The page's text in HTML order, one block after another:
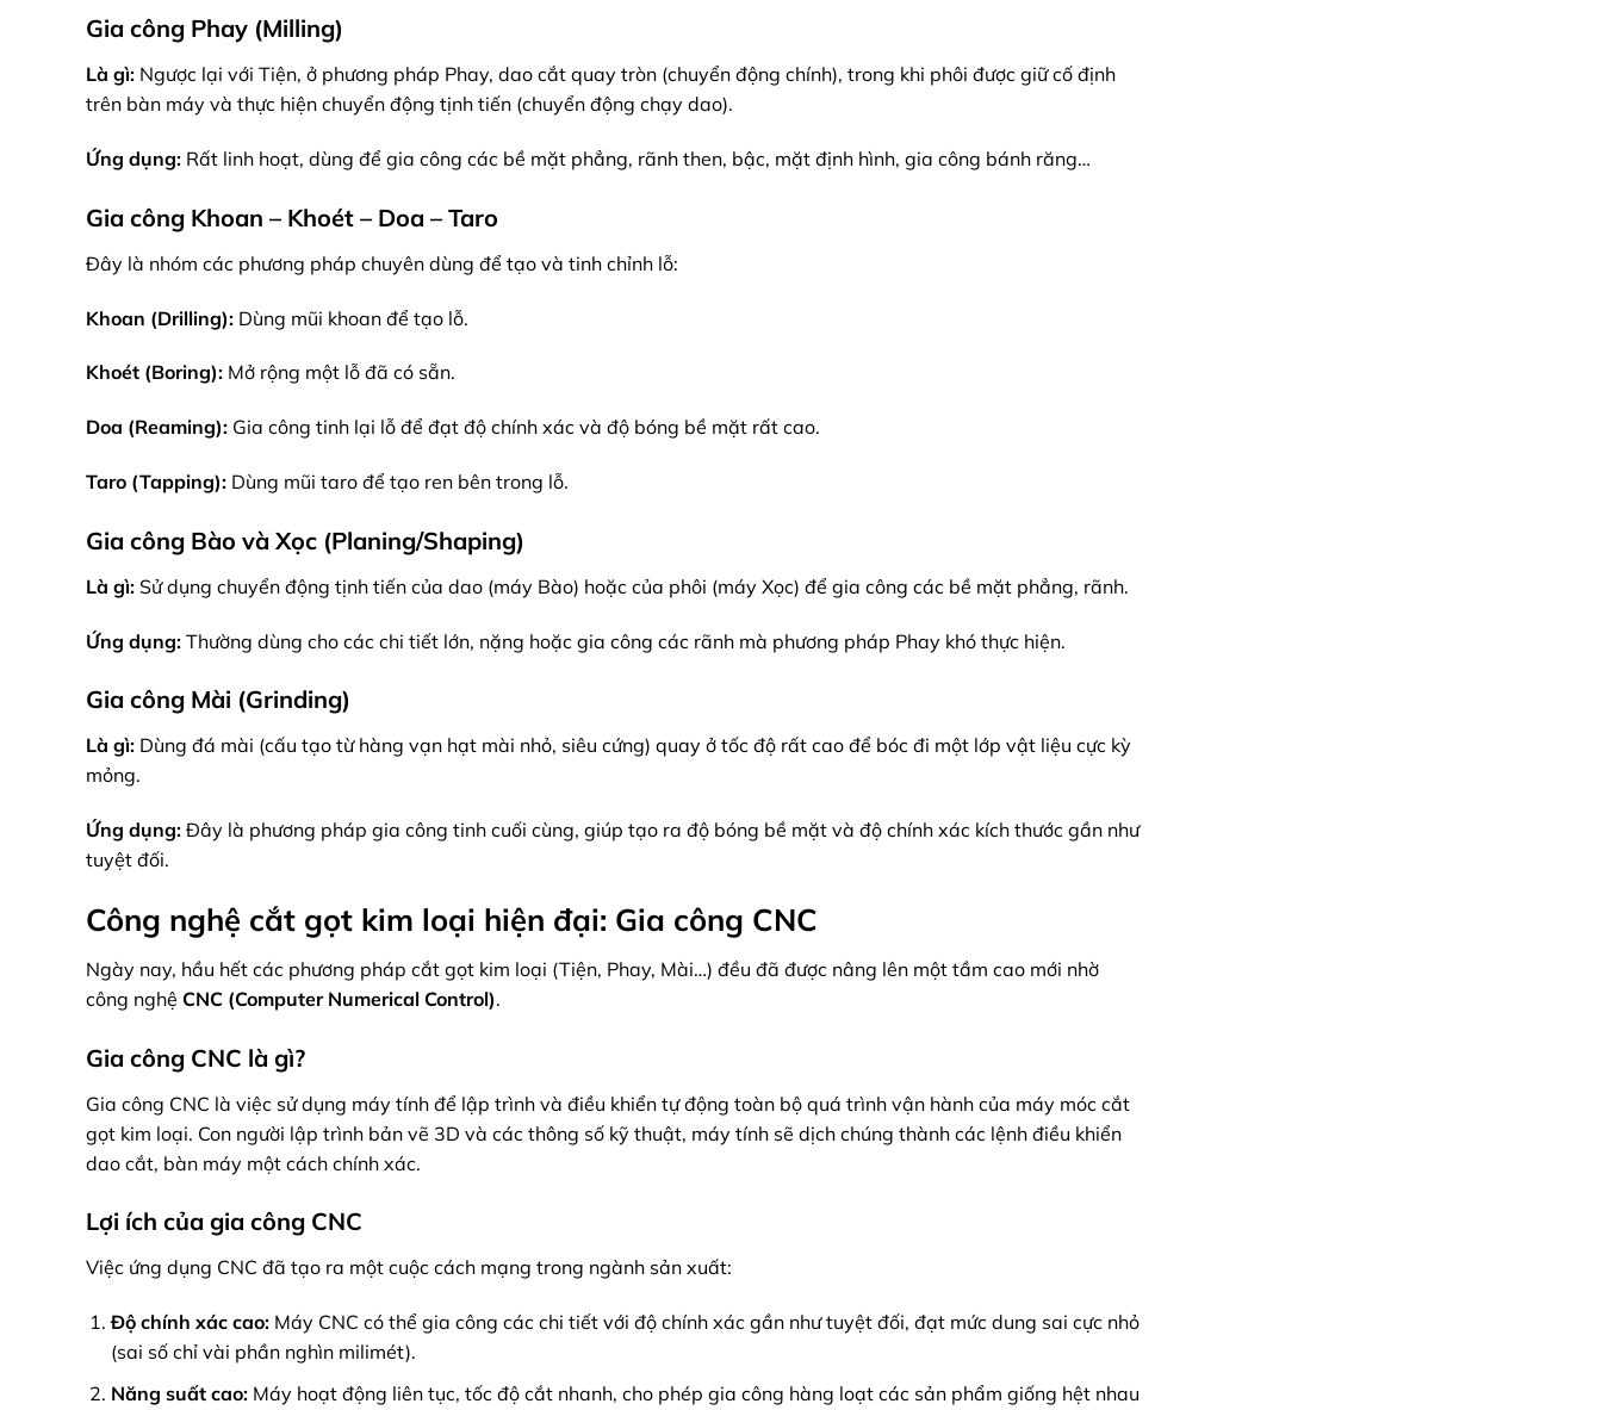
Gia công Phay (Milling)
Là gì: Ngược lại với Tiện, ở phương pháp Phay, dao cắt quay tròn (chuyển động chính), trong khi phôi được giữ cố định
trên bàn máy và thực hiện chuyển động tịnh tiến (chuyển động chạy dao).
Ứng dụng: Rất linh hoạt, dùng để gia công các bề mặt phẳng, rãnh then, bậc, mặt định hình, gia công bánh răng…
Gia công Khoan – Khoét – Doa – Taro
Đây là nhóm các phương pháp chuyên dùng để tạo và tinh chỉnh lỗ:
Khoan (Drilling): Dùng mũi khoan để tạo lỗ.
Khoét (Boring): Mở rộng một lỗ đã có sẵn.
Doa (Reaming): Gia công tinh lại lỗ để đạt độ chính xác và độ bóng bề mặt rất cao.
Taro (Tapping): Dùng mũi taro để tạo ren bên trong lỗ.
Gia công Bào và Xọc (Planing/Shaping)
Là gì: Sử dụng chuyển động tịnh tiến của dao (máy Bào) hoặc của phôi (máy Xọc) để gia công các bề mặt phẳng, rãnh.
Ứng dụng: Thường dùng cho các chi tiết lớn, nặng hoặc gia công các rãnh mà phương pháp Phay khó thực hiện.
Gia công Mài (Grinding)
Là gì: Dùng đá mài (cấu tạo từ hàng vạn hạt mài nhỏ, siêu cứng) quay ở tốc độ rất cao để bóc đi một lớp vật liệu cực kỳ
mỏng.
Ứng dụng: Đây là phương pháp gia công tinh cuối cùng, giúp tạo ra độ bóng bề mặt và độ chính xác kích thước gần như
tuyệt đối.
Công nghệ cắt gọt kim loại hiện đại: Gia công CNC
Ngày nay, hầu hết các phương pháp cắt gọt kim loại (Tiện, Phay, Mài…) đều đã được nâng lên một tầm cao mới nhờ
công nghệ CNC (Computer Numerical Control).
Gia công CNC là gì?
Gia công CNC là việc sử dụng máy tính để lập trình và điều khiển tự động toàn bộ quá trình vận hành của máy móc cắt
gọt kim loại. Con người lập trình bản vẽ 3D và các thông số kỹ thuật, máy tính sẽ dịch chúng thành các lệnh điều khiển
dao cắt, bàn máy một cách chính xác.
Lợi ích của gia công CNC
Việc ứng dụng CNC đã tạo ra một cuộc cách mạng trong ngành sản xuất:
Độ chính xác cao:Máy CNC có thể gia công các chi tiết với độ chính xác gần như tuyệt đối, đạt mức dung sai cực nhỏ
(sai số chỉ vài phần nghìn milimét).
Năng suất cao:Máy hoạt động liên tục, tốc độ cắt nhanh, cho phép gia công hàng loạt các sản phẩm giống hệt nhau